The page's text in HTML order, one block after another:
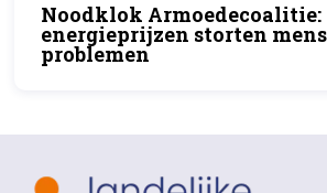
Noodklok Armoedecoalitie:
energieprijzen storten
problemen